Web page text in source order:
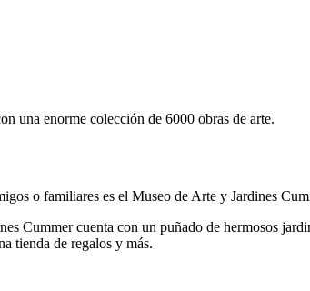
una enorme colección de 6000 obras de arte.
o familiares es el Museo de Arte y Jardines
Cummer cuenta con un puñado de hermosos
tienda de regalos y más.